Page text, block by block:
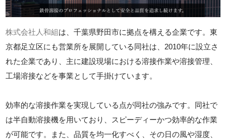
株式会社人和組は、千葉県野田市に拠点を構える企業です。東
京都足立区にも営業所を展開している同社は、2010年に設立さ
れた企業であり、主に建設現場における溶接作業や溶接管理、
工場溶接などを事業として手掛けています。
効率的な溶接作業を実現している点が同社の強みです。同社で
は半自動溶接機を用いており、スピーディーかつ効率的な作業
が可能です。また、品質を均一化すべく、その日の風や湿度、